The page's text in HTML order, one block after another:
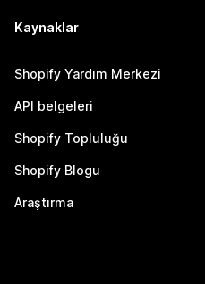
Kaynaklar
Shopify Yardım Merkezi
API belgeleri
Shopify Topluluğu
Shopify Blogu
Araştırma